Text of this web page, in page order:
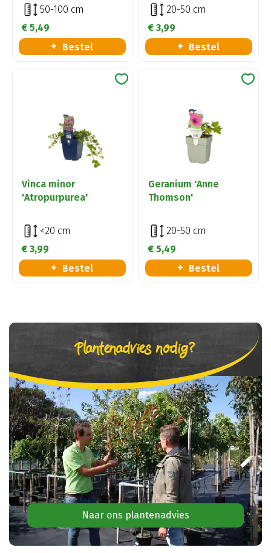
50-100 cm
€ 5,49
Bestel
20-50 cm
€ 3,99
Bestel
Vinca minor
'Atropurpurea'
<20 cm
€ 3,99
Bestel
Geranium 'Anne
Thomson'
20-50 cm
€ 5,49
Bestel
Plantenadvies nodig?
Naar ons plantenadvies